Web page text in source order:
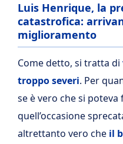
Luis Henrique, la
catastrofica:
miglioramento
Come detto, si tratta di
troppo severi. Per
se è vero che si poteva
quell’occasione
altrettanto vero che il